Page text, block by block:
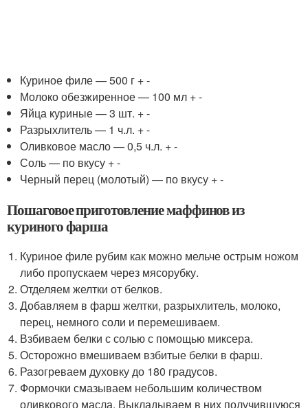
Куриное филе — 500 г + -
Молоко обезжиренное — 100 мл + -
Яйца куриные — 3 шт. + -
Разрыхлитель — 1 ч.л. + -
Оливковое масло — 0,5 ч.л. + -
Соль — по вкусу + -
Черный перец (молотый) — по вкусу + -
Пошаговое приготовление маффинов из
куриного фарша
Куриное филе рубим как можно мельче острым ножом
либо пропускаем через мясорубку.
Отделяем желтки от белков.
Добавляем в фарш желтки, разрыхлитель, молоко,
перец, немного соли и перемешиваем.
Взбиваем белки с солью с помощью миксера.
Осторожно вмешиваем взбитые белки в фарш.
Разогреваем духовку до 180 градусов.
Формочки смазываем небольшим количеством
оливкового масла. Выкладываем в них получившуюся